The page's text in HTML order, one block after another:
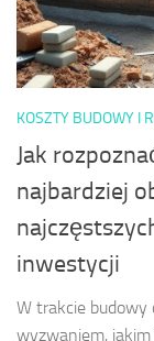
KOSZTY BUDOWY I
Jak
najbardziej
inwestycji
W trakcie budowy
wyzwaniem,